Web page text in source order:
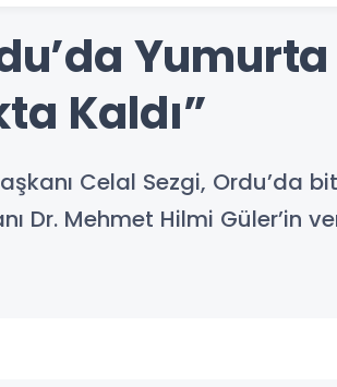
Kaldı”
Celal Sezgi, Ordu’da
Dr. Mehmet Hilmi Güler’in